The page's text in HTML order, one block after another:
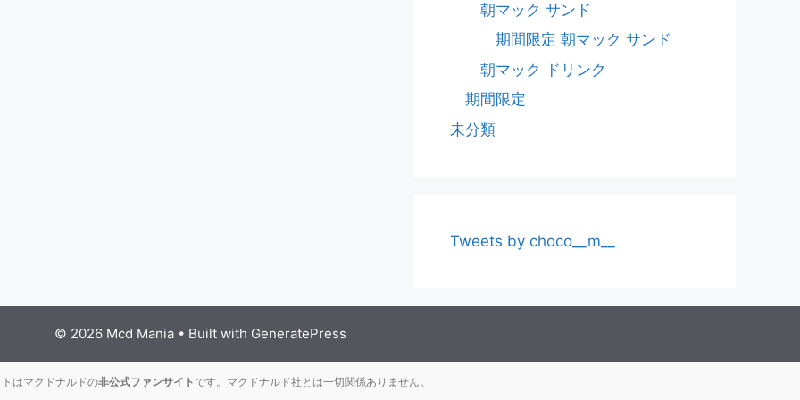
朝マック サンド
期間限定 朝マック サンド
朝マック ドリンク
期間限定
未分類
Tweets by choco__m__
© 2026 Mcd Mania• Built with GeneratePress
はマクドナルドの非公式ファンサイトです。マクドナルド社とは一切関係ありません。